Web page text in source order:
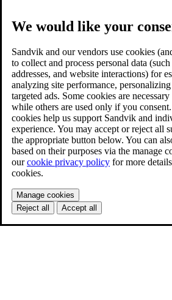
We would like your
Sandvik and our vendors use cookies
to collect and process personal data
addresses, and website interactions) for
analyzing site performance,
targeted ads. Some cookies are
while others are used only if you
cookies help us support Sandvik and
experience. You may accept or reject all
the appropriate button below. You can
based on their purposes via the manage
ourcookie privacy policy for more
cookies.
Manage cookies
Reject all
Accept all